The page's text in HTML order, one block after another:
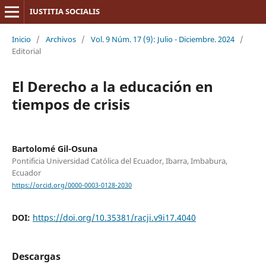
IUSTITIA SOCIALIS
Inicio / Archivos / Vol. 9 Núm. 17 (9): Julio - Diciembre. 2024 /
Editorial
El Derecho a la educación en
tiempos de crisis
Bartolomé Gil-Osuna
Pontificia Universidad Católica del Ecuador, Ibarra, Imbabura,
Ecuador
https://orcid.org/0000-0003-0128-2030
DOI: https://doi.org/10.35381/racji.v9i17.4040
Descargas